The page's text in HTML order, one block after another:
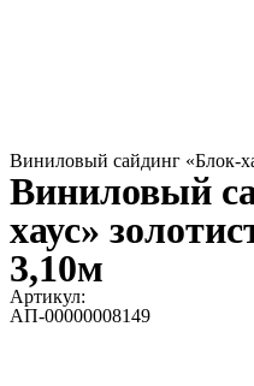
Виниловый сайдинг «Блок-
Виниловый
хаус»
3,10м
Артикул:
АП-00000008149